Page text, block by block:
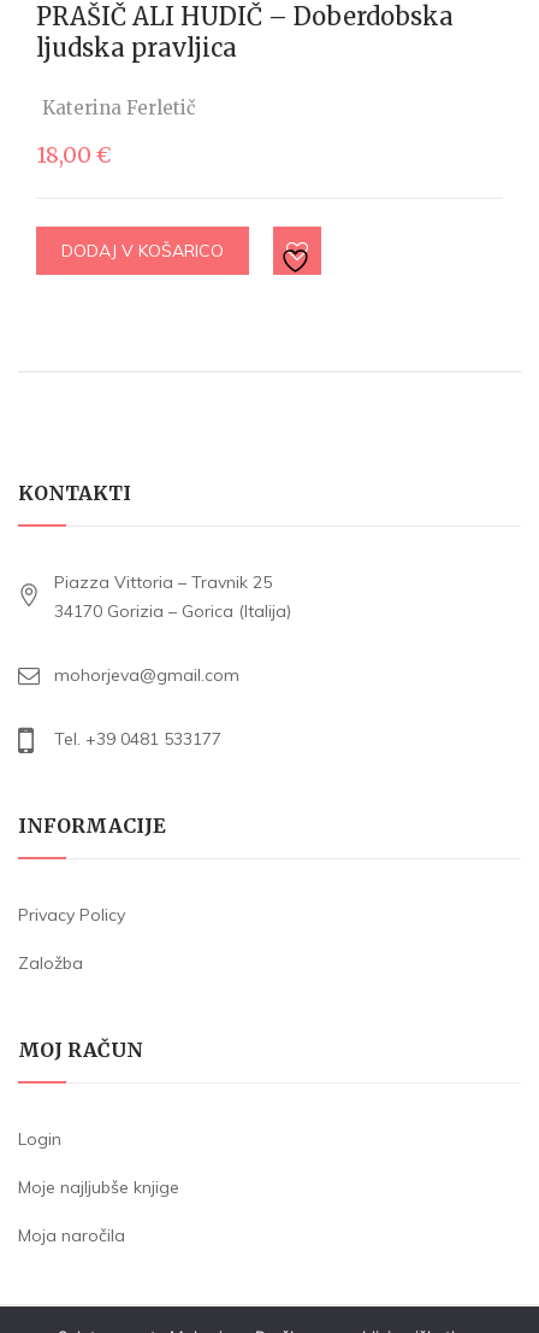
PRAŠIČ ALI HUDIČ – Doberdobska
ljudska pravljica
Katerina Ferletič
18,00 €
DODAJ V KOŠARICO
KONTAKTI
Piazza Vittoria – Travnik 25
34170 Gorizia – Gorica (Italija)
mohorjeva@gmail.com
Tel. +39 0481 533177
INFORMACIJE
Privacy Policy
Založba
MOJ RAČUN
Login
Moje najljubše knjige
Moja naročila